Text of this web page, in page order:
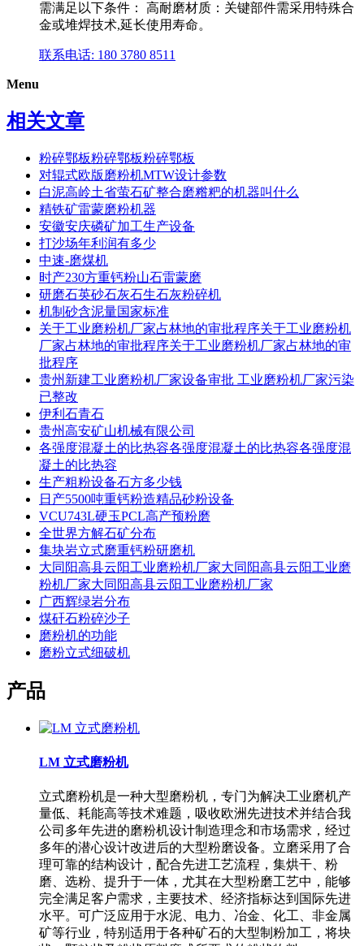
需满足以下条件： 高耐磨材质：关键部件需采用特殊合
金或堆焊技术,延长使用寿命。
联系电话: 180 3780 8511
Menu
相关文章
粉碎鄂板粉碎鄂板粉碎鄂板
对辊式欧版磨粉机MTW设计参数
白泥高岭土省萤石矿整合磨糌粑的机器叫什么
精铁矿雷蒙磨粉机器
安徽安庆磷矿加工生产设备
打沙场年利润有多少
中速-磨煤机
时产230方重钙粉山石雷蒙磨
研磨石英砂石灰石生石灰粉碎机
机制砂含泥量国家标准
关于工业磨粉机厂家占林地的审批程序关于工业磨粉机
厂家占林地的审批程序关于工业磨粉机厂家占林地的审
批程序
贵州新建工业磨粉机厂家设备审批 工业磨粉机厂家污染
已整改
伊利石青石
贵州高安矿山机械有限公司
各强度混凝土的比热容各强度混凝土的比热容各强度混
凝土的比热容
生产粗粉设备石方多少钱
日产5500吨重钙粉造精品砂粉设备
VCU743L硬玉PCL高产预粉磨
全世界方解石矿分布
集块岩立式磨重钙粉研磨机
大同阳高县云阳工业磨粉机厂家大同阳高县云阳工业磨
粉机厂家大同阳高县云阳工业磨粉机厂家
广西辉绿岩分布
煤矸石粉碎沙子
磨粉机的功能
磨粉立式细破机
产品
LM 立式磨粉机
立式磨粉机是一种大型磨粉机，专门为解决工业磨机产
量低、耗能高等技术难题，吸收欧洲先进技术并结合我
公司多年先进的磨粉机设计制造理念和市场需求，经过
多年的潜心设计改进后的大型粉磨设备。立磨采用了合
理可靠的结构设计，配合先进工艺流程，集烘干、粉
磨、选粉、提升于一体，尤其在大型粉磨工艺中，能够
完全满足客户需求，主要技术、经济指标达到国际先进
水平。可广泛应用于水泥、电力、冶金、化工、非金属
矿等行业，特别适用于各种矿石的大型制粉加工，将块